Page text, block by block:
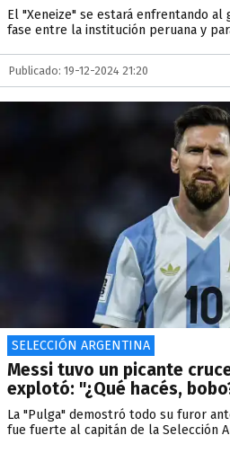
El "Xeneize" se estará enfrentando al
fase entre la institución peruana y
Publicado: 19-12-2024 21:20
SELECCIÓN ARGENTINA
Messi tuvo un picante
explotó: "¿Qué hacés,
La "Pulga" demostró todo su furor
fue fuerte al capitán de la Selección